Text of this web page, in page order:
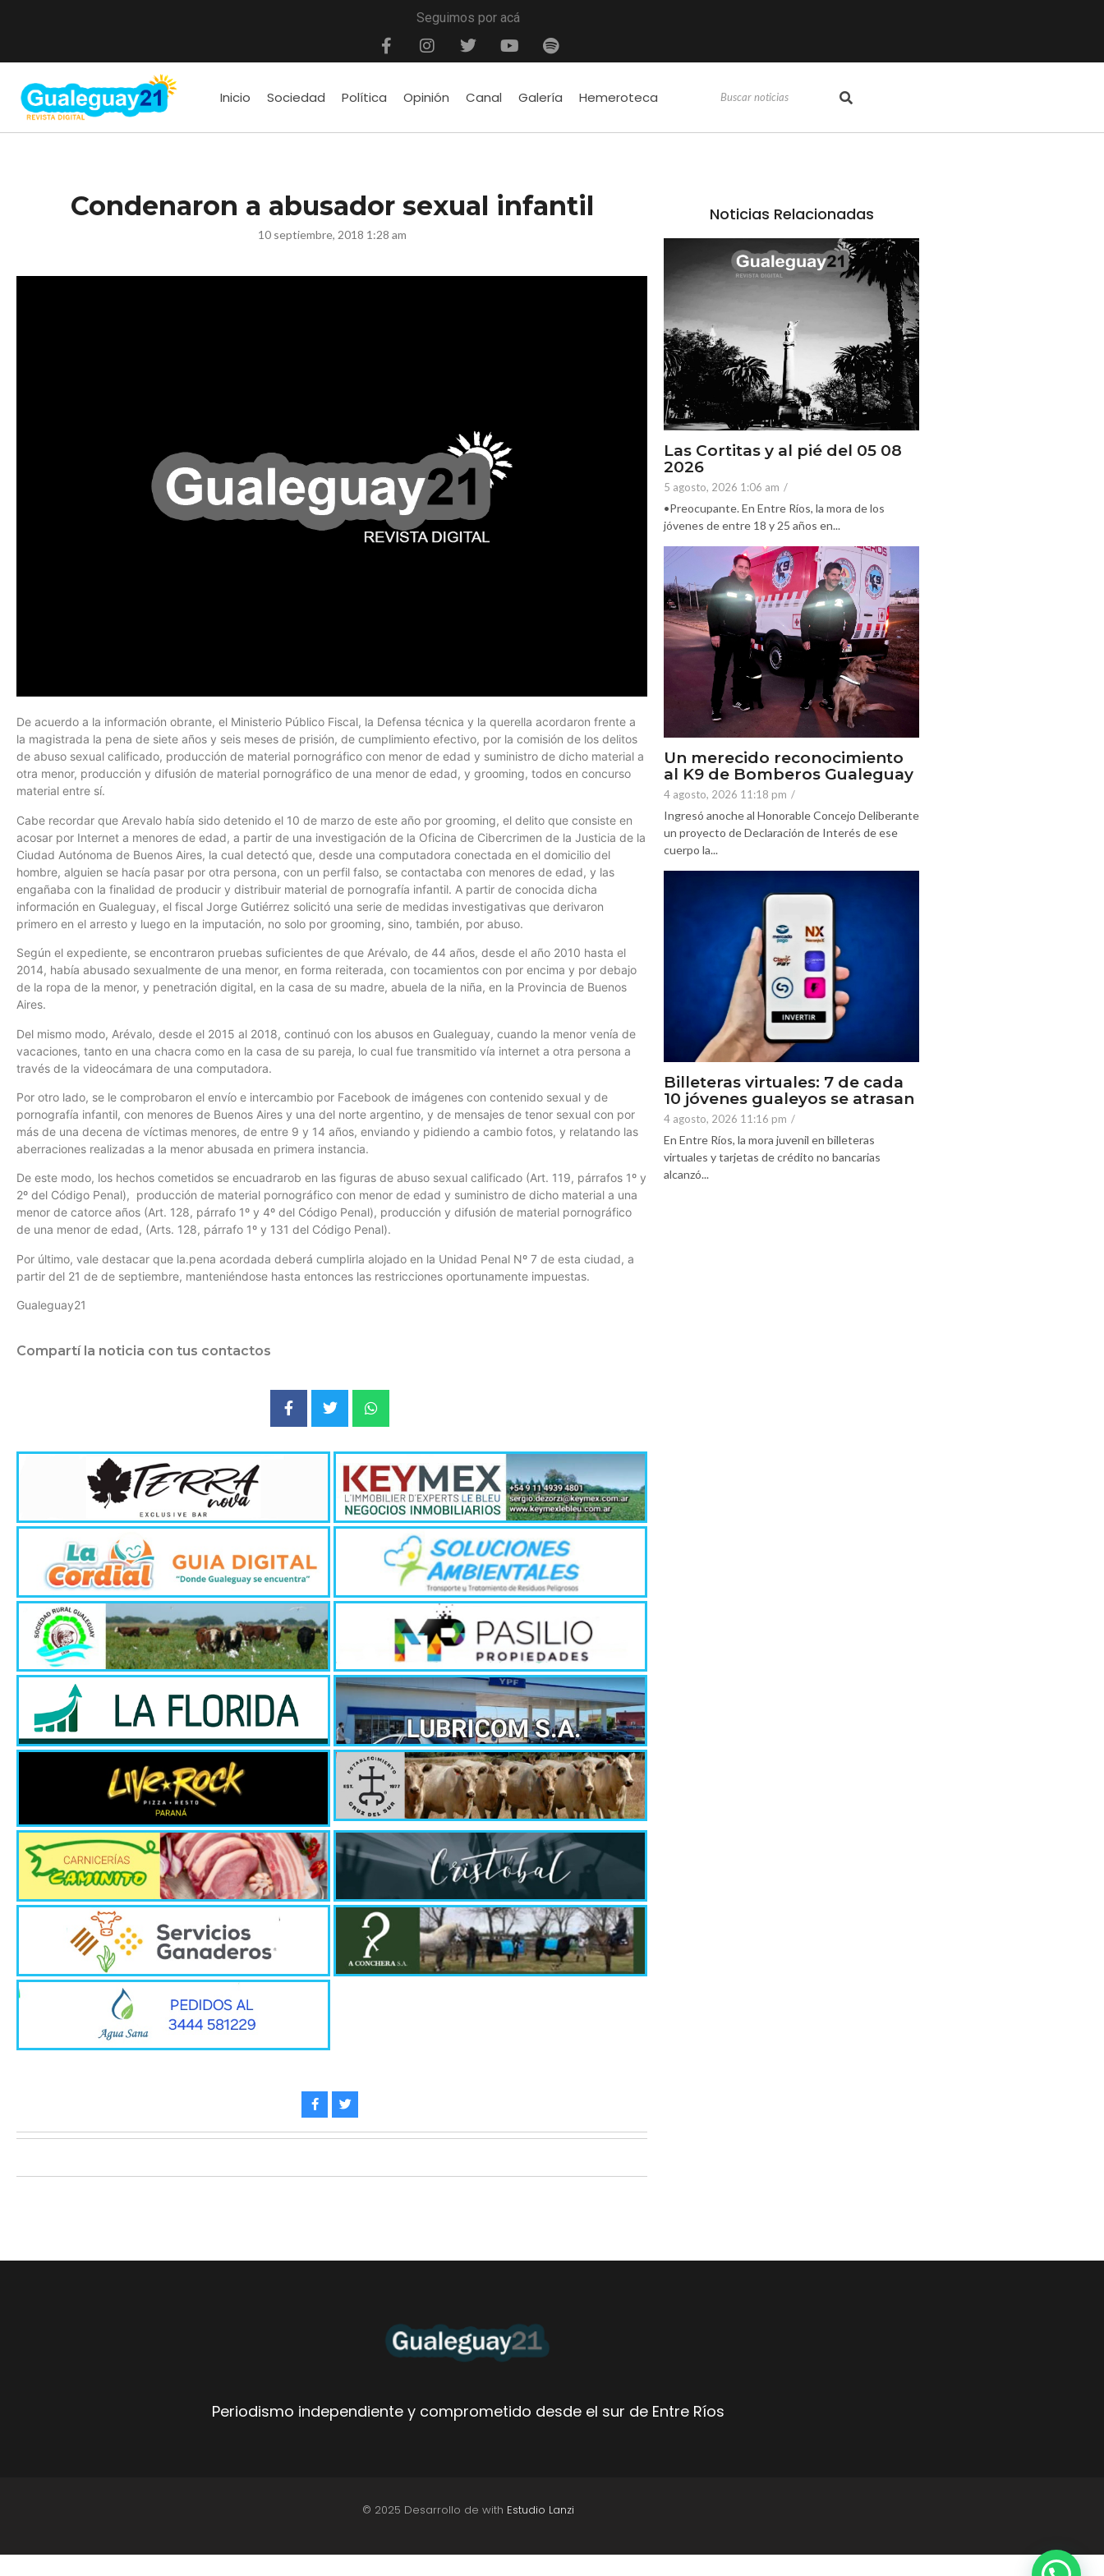
Seguimos por acá
Inicio Sociedad Política Opinión Canal Galería Hemeroteca
Condenaron a abusador sexual infantil
10 septiembre, 2018 1:28 am
De acuerdo a la información obrante, el Ministerio Público Fiscal, la Defensa técnica y la querella acordaron frente a
la magistrada la pena de siete años y seis meses de prisión, de cumplimiento efectivo, por la comisión de los delitos
de abuso sexual calificado, producción de material pornográfico con menor de edad y suministro de dicho material a
otra menor, producción y difusión de material pornográfico de una menor de edad, y grooming, todos en concurso
material entre sí.
Cabe recordar que Arevalo había sido detenido el 10 de marzo de este año por grooming, el delito que consiste en
acosar por Internet a menores de edad, a partir de una investigación de la Oficina de Cibercrimen de la Justicia de la
Ciudad Autónoma de Buenos Aires, la cual detectó que, desde una computadora conectada en el domicilio del
hombre, alguien se hacía pasar por otra persona, con un perfil falso, se contactaba con menores de edad, y las
engañaba con la finalidad de producir y distribuir material de pornografía infantil. A partir de conocida dicha
información en Gualeguay, el fiscal Jorge Gutiérrez solicitó una serie de medidas investigativas que derivaron
primero en el arresto y luego en la imputación, no solo por grooming, sino, también, por abuso.
Según el expediente, se encontraron pruebas suficientes de que Arévalo, de 44 años, desde el año 2010 hasta el
2014, había abusado sexualmente de una menor, en forma reiterada, con tocamientos con por encima y por debajo
de la ropa de la menor, y penetración digital, en la casa de su madre, abuela de la niña, en la Provincia de Buenos
Aires.
Del mismo modo, Arévalo, desde el 2015 al 2018, continuó con los abusos en Gualeguay, cuando la menor venía de
vacaciones, tanto en una chacra como en la casa de su pareja, lo cual fue transmitido vía internet a otra persona a
través de la videocámara de una computadora.
Por otro lado, se le comprobaron el envío e intercambio por Facebook de imágenes con contenido sexual y de
pornografía infantil, con menores de Buenos Aires y una del norte argentino, y de mensajes de tenor sexual con por
más de una decena de víctimas menores, de entre 9 y 14 años, enviando y pidiendo a cambio fotos, y relatando las
aberraciones realizadas a la menor abusada en primera instancia.
De este modo, los hechos cometidos se encuadrarob en las figuras de abuso sexual calificado (Art. 119, párrafos 1º y
2º del Código Penal), producción de material pornográfico con menor de edad y suministro de dicho material a una
menor de catorce años (Art. 128, párrafo 1º y 4º del Código Penal), producción y difusión de material pornográfico
de una menor de edad, (Arts. 128, párrafo 1º y 131 del Código Penal).
Por último, vale destacar que la.pena acordada deberá cumplirla alojado en la Unidad Penal Nº 7 de esta ciudad, a
partir del 21 de de septiembre, manteniéndose hasta entonces las restricciones oportunamente impuestas.
Gualeguay21
Compartí la noticia con tus contactos
Noticias Relacionadas
Las Cortitas y al pié del 05 08
2026
5 agosto, 2026 1:06 am /
•Preocupante. En Entre Ríos, la mora de los
jóvenes de entre 18 y 25 años en...
Un merecido reconocimiento
al K9 de Bomberos Gualeguay
4 agosto, 2026 11:18 pm /
Ingresó anoche al Honorable Concejo Deliberante
un proyecto de Declaración de Interés de ese
cuerpo la...
Billeteras virtuales: 7 de cada
10 jóvenes gualeyos se atrasan
4 agosto, 2026 11:16 pm /
En Entre Ríos, la mora juvenil en billeteras
virtuales y tarjetas de crédito no bancarias
alcanzó...
Periodismo independiente y comprometido desde el sur de Entre Ríos
© 2025 Desarrollo de with Estudio Lanzi